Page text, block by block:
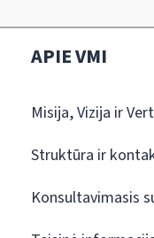
APIE VMI
Misija, Vizija ir
Struktūra ir
Konsultavimasis